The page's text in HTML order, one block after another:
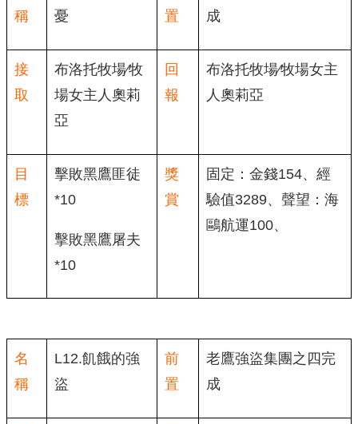
稱 憂 置 成
接
取
布洛托牧場∕牧
場女主人奧莉
亞
回
報
布洛托牧場∕牧場女主
人奧莉亞
目
標
擊敗黑鷹匪徒
*10
擊敗黑鷹屠夫
*10
獎
賞
固定：金錢154、經
驗值3289、聲望：海
鷗航運100、
名
稱
L12.飢餓的強
盜
前
置
老鷹強盜集團之四完
成